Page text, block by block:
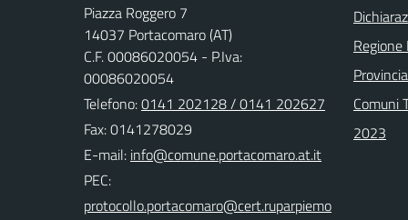
Piazza Roggero 7
14037 Portacomaro (AT)
C.F. 00086020054 - P.Iva:
00086020054
Telefono:0141 202128 / 0141 202627
Fax: 0141278029
E-mail:
PEC:
Comuni
2023